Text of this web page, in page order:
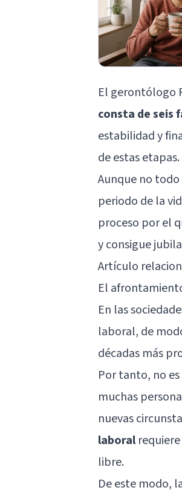
El gerontólogo
consta de seis
estabilidad y
de estas etapas.
Aunque no
periodo de la
proceso por el
y consigue
Artículo
El
En las
laboral, de
décadas más
Por tanto, no
muchas
nuevas
laboralrequiere
libre.
De este modo,